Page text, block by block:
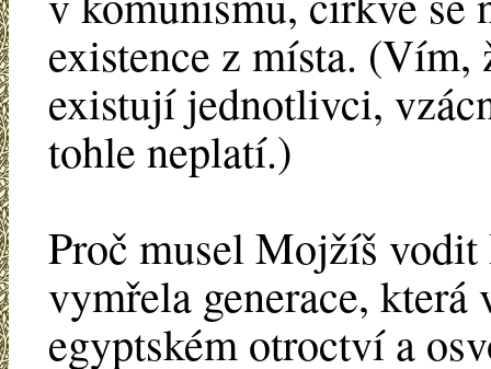
existence z místa. (Vím,
existují jednotlivci,
tohle neplatí.)
Proč musel Mojžíš
vymřela generace, která
egyptském otroctví a